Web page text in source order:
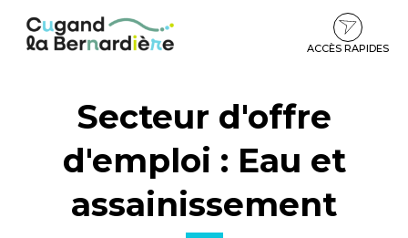
contenu
pied
ACCÈS RAPIDES
Secteur d'offre
d'emploi : Eau et
assainissement